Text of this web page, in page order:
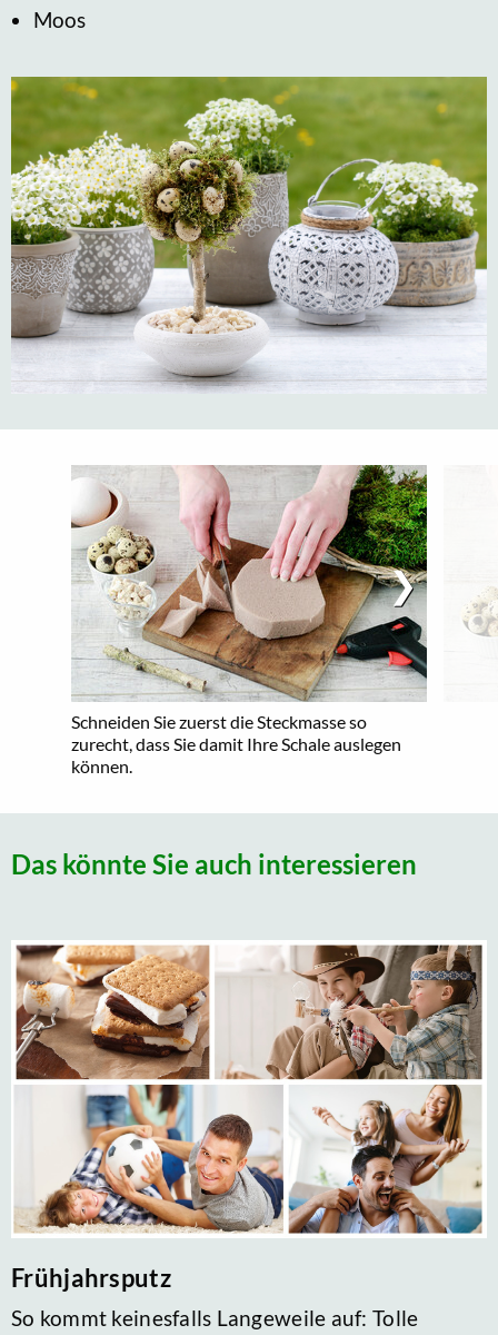
Moos
Schneiden Sie zuerst die Steckmasse so
zurecht, dass Sie damit Ihre Schale auslegen
können.
Das könnte Sie auch interessieren
Frühjahrsputz
So kommt keinesfalls Langeweile auf: Tolle